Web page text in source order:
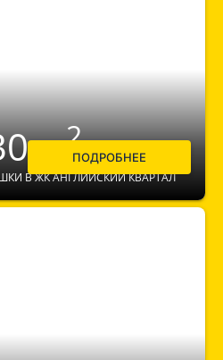
м2
В ЖК АНГЛИЙСКИЙ КВАРТАЛ
ПОДРОБНЕЕ